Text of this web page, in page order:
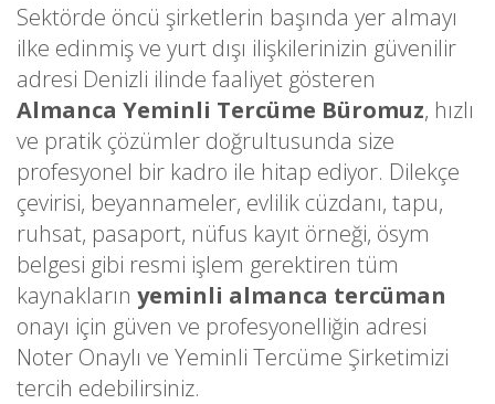
Sektörde öncü şirketlerin başında yer almayı
ilke edinmiş ve yurt dışı ilişkilerinizin güvenilir
adresi Denizli ilinde faaliyet gösteren
Almanca Yeminli Tercüme Büromuz, hızlı
ve pratik çözümler doğrultusunda size
profesyonel bir kadro ile hitap ediyor. Dilekçe
çevirisi, beyannameler, evlilik cüzdanı, tapu,
ruhsat, pasaport, nüfus kayıt örneği, ösym
belgesi gibi resmi işlem gerektiren tüm
kaynakların yeminli almanca tercüman
onayı için güven ve profesyonelliğin adresi
Noter Onaylı ve Yeminli Tercüme Şirketimizi
tercih edebilirsiniz.